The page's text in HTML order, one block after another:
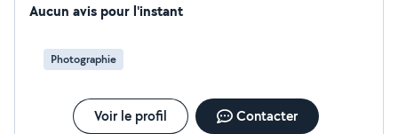
mobilier,Architecture,commercials,etc. Je suis sérieuse
Aucun avis pour l'instant
Photographie
Voir le profil Contacter